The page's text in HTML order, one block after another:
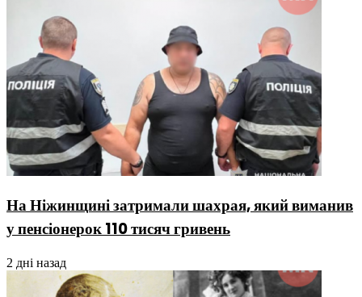
На Ніжинщині затримали шахрая, який виманив
у пенсіонерок 110 тисяч гривень
2 дні назад